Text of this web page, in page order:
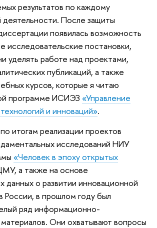
результатов по каждому
деятельности. После защиты
появилась возможность
исследовательские постановки,
уделять работе над проектами,
публикаций, а также
курсов, которые я читаю
программе ИСИЭЗ «Управление
и инноваций».
итогам реализации проектов
исследований НИУ
«Человек в эпоху открытых
а также на основе
данных о развитии инновационной
России, в прошлом году был
ряд информационно-
Они охватывают вопросы